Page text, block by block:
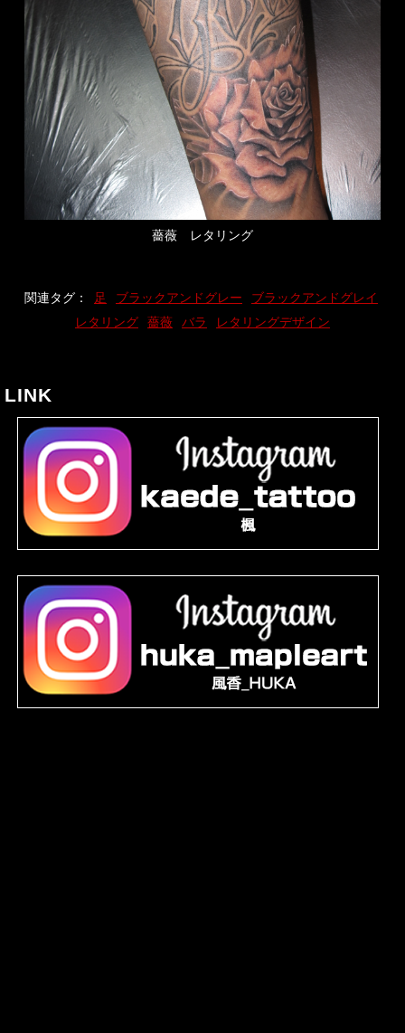
薔薇 レタリング
関連タグ： 足 ブラックアンドグレー
ブラックアンドグレイ
レタリング
薔薇 バラ レタリングデザイン
LINK